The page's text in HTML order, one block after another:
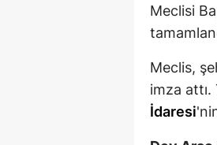
Meclisi
Meclis,
imza attı.
İdaresi